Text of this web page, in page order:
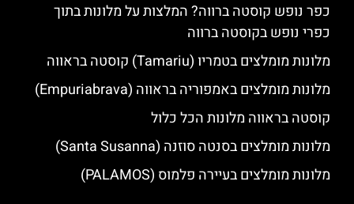
כפר נופש קוסטה ברווה? המלצות על מלונות בתוך
כפרי נופש בקוסטה ברווה
מלונות מומלצים בטמריו (Tamariu) קוסטה בראווה
מלונות מומלצים באמפוריה בראווה (Empuriabrava)
קוסטה בראווה מלונות הכל כלול
מלונות מומלצים בסנטה סוזנה (Santa Susanna)
מלונות מומלצים בעיירה פלמוס (PALAMOS)